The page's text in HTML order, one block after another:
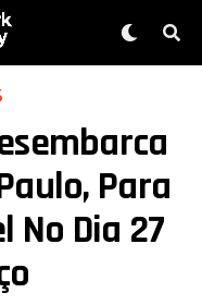
Para
No Dia 27